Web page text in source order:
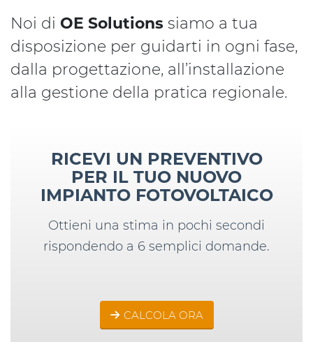
Noi di OE Solutions siamo a tua
disposizione per guidarti in ogni fase,
dalla progettazione, all’installazione
alla gestione della pratica regionale.
RICEVI UN PREVENTIVO
PER IL TUO NUOVO
IMPIANTO FOTOVOLTAICO
Ottieni una stima in pochi secondi
rispondendo a 6 semplici domande.
CALCOLA ORA